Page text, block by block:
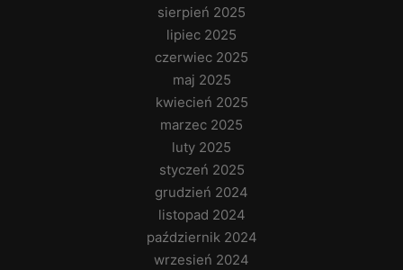
sierpień 2025
lipiec 2025
czerwiec 2025
maj 2025
kwiecień 2025
marzec 2025
luty 2025
styczeń 2025
grudzień 2024
listopad 2024
październik 2024
wrzesień 2024